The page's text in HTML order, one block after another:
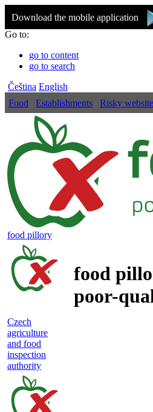
Download the mobile application
Go to:
go to content
go to search
Čeština English
Food
Establishments Risky
food pillory
food
poor-
Czech
agriculture
and food
inspection
authority